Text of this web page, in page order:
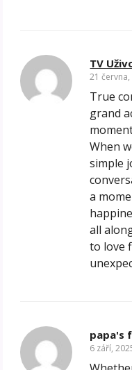
TV
21
True
grand
When
simple
a
all
to love
papa's
6 září,